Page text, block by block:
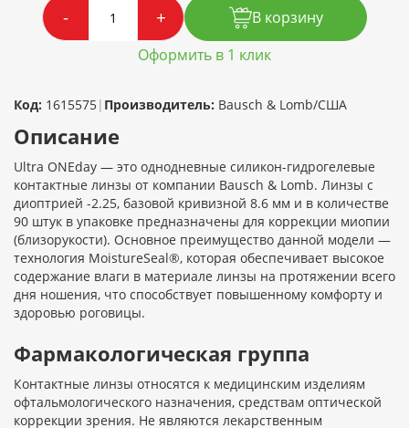
- +
В корзину
Оформить в 1 клик
Код: 1615575| Производитель: Bausch & Lomb/США
Описание
Ultra ONEday — это однодневные силикон-гидрогелевые
контактные линзы от компании Bausch & Lomb. Линзы с
диоптрией -2.25, базовой кривизной 8.6 мм и в количестве
90 штук в упаковке предназначены для коррекции миопии
(близорукости). Основное преимущество данной модели —
технология MoistureSeal®, которая обеспечивает высокое
содержание влаги в материале линзы на протяжении всего
дня ношения, что способствует повышенному комфорту и
здоровью роговицы.
Фармакологическая группа
Контактные линзы относятся к медицинским изделиям
офтальмологического назначения, средствам оптической
коррекции зрения. Не являются лекарственным